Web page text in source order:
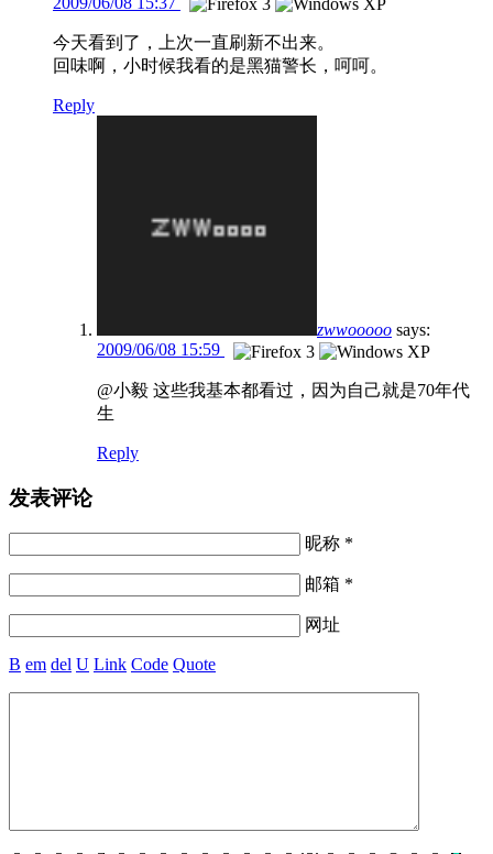
今天看到了，上次一直刷新不出来。
回味啊，小时候我看的是黑猫警长，呵呵。
Reply
zwwooooo says:
2009/06/08 15:59
@小毅 这些我基本都看过，因为自己就是70年代
生
Reply
发表评论
昵称 *
邮箱 *
网址
B em del U Link Code Quote